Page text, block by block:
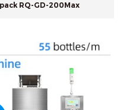
RQ-GD-200Max